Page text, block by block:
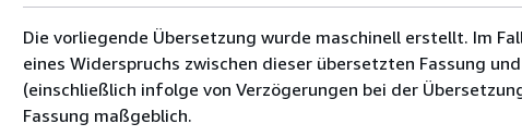
Die vorliegende Übersetzung wurde maschinell erstellt. Im
eines Widerspruchs zwischen dieser übersetzten Fassung
(einschließlich infolge von Verzögerungen bei der
Fassung maßgeblich.